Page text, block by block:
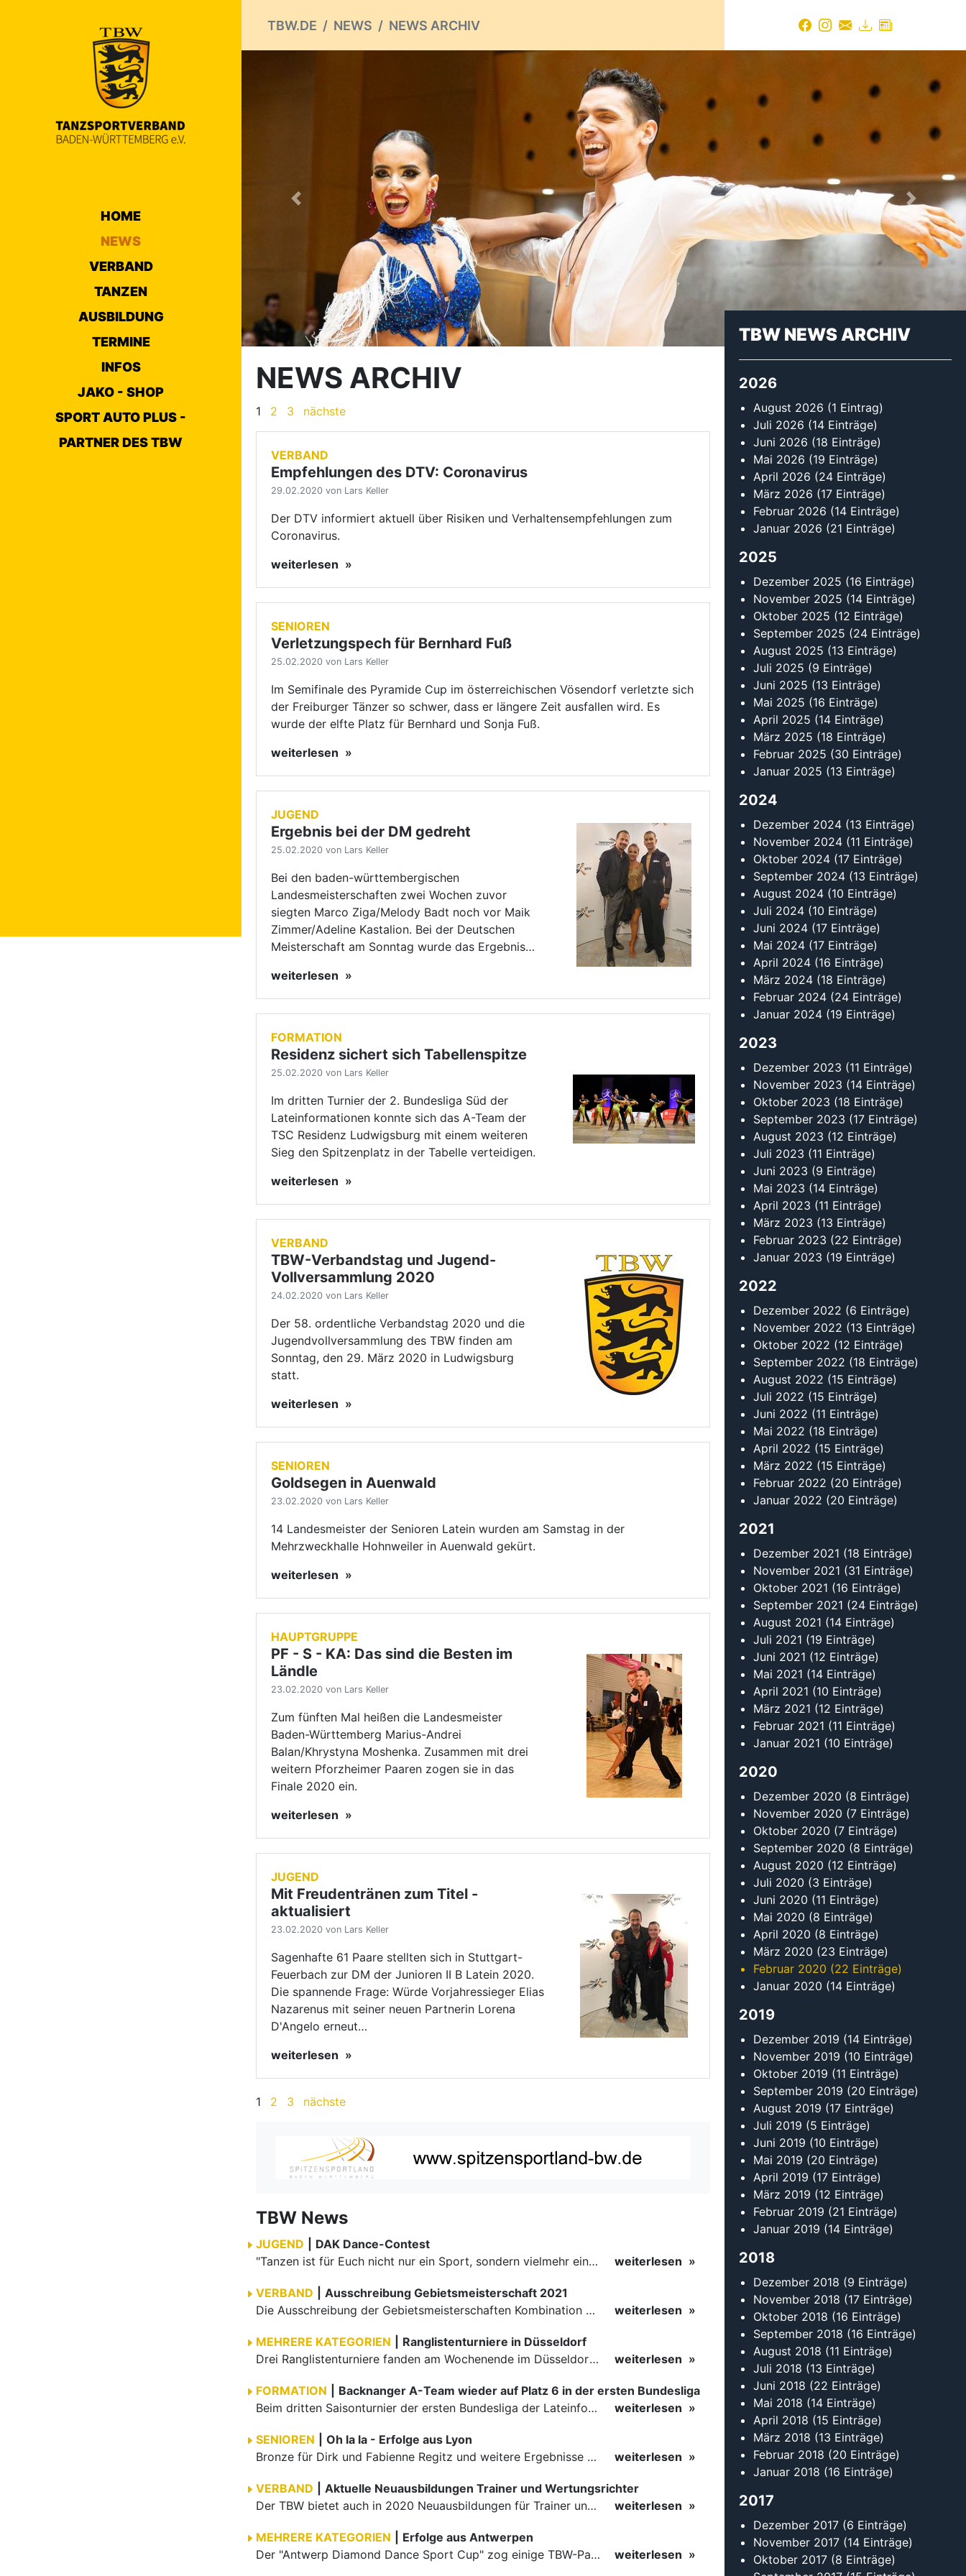
HOME
NEWS
VERBAND
TANZEN
AUSBILDUNG
TERMINE
INFOS
JAKO - SHOP
SPORT AUTO PLUS -
PARTNER DES TBW
TBW.DE NEWS NEWS ARCHIV
NEWS ARCHIV
3
Empfehlungen des DTV: Coronavirus
29.02.2020 von Lars Keller
Der DTV informiert aktuell über Risiken und Verhaltensempfehlungen zum
Coronavirus.
SENIOREN
Verletzungspech für Bernhard Fuß
25.02.2020 von Lars Keller
Im Semifinale des Pyramide Cup im österreichischen Vösendorf verletzte sich
der Freiburger Tänzer so schwer, dass er längere Zeit ausfallen wird. Es
wurde der elfte Platz für Bernhard und Sonja Fuß.
weiterlesen
JUGEND
Ergebnis bei der DM gedreht
25.02.2020 von Lars Keller
Bei den baden-württembergischen
Landesmeisterschaften zwei Wochen zuvor
siegten Marco Ziga/Melody Badt noch vor Maik
Zimmer/Adeline Kastalion. Bei der Deutschen
FORMATION
Residenz sichert sich Tabellenspitze
Im dritten Turnier der 2. Bundesliga Süd der
Lateinformationen konnte sich das A-Team der
TSC Residenz Ludwigsburg mit einem weiteren
Sieg den Spitzenplatz in der Tabelle verteidigen.
weiterlesen
VERBAND
TBW-Verbandstag und Jugend-
Vollversammlung 2020
Der 58. ordentliche Verbandstag 2020 und die
Jugendvollversammlung des TBW finden am
Sonntag, den 29. März 2020 in Ludwigsburg
SENIOREN
Goldsegen in Auenwald
23.02.2020 von Lars Keller
14 Landesmeister der Senioren Latein wurden am Samstag in der
Mehrzweckhalle Hohnweiler in Auenwald gekürt.
weiterlesen
HAUPTGRUPPE
PF - S - KA: Das sind die Besten im
Ländle
23.02.2020 von Lars Keller
Zum fünften Mal heißen die Landesmeister
Baden-Württemberg Marius-Andrei
Balan/Khrystyna Moshenka. Zusammen mit drei
Finale 2020 ein.
JUGEND
Mit Freudentränen zum Titel -
23.02.2020 von Lars Keller
Sagenhafte 61 Paare stellten sich in Stuttgart-
Feuerbach zur DM der Junioren II B Latein 2020.
Die spannende Frage: Würde Vorjahressieger Elias
D'Angelo erneut…
2 3 nächste
TBW News
JUGEND | DAK Dance-Contest
VERBAND | Ausschreibung Gebietsmeisterschaft 2021
Drei Ranglistenturniere fanden am Wochenende im Düsseldorfer Traditionsverein Boston Club statt. Die Turniere der Hauptgruppe Latein und Senioren I Standard waren mit TBW-Beteiligung - und erfolgreich.
weiterlesen
FORMATION | Backnanger A-Team wieder auf Platz 6 in der ersten Bundesliga
Ein kleiner Kreis von vier Paaren aus drei Bundesländern stellte sich in der Gebietsmeisterschaft Süd der Senioren I Kombination dem Wettbewerb in der Ludwigsburger Innenstadtsporthalle.
weiterlesen
News Verband
TBW NEWS ARCHIV
August 2026
(1 Eintrag)
Juli 2026(14 Einträge)
Juni 2026 (18 Einträge)
Mai 2026
(24 Einträge)
Februar 2026
(14 Einträge)
November 2025
Oktober 2025(12 Einträge)
September 2025(24 Einträge)
August 2025(13 Einträge)
Juli 2025 (9 Einträge)
Juni 2025(13 Einträge)
Mai 2025(16 Einträge)
April 2025(14 Einträge)
März 2025(18 Einträge)
Januar 2025
2024
Dezember 2024(13 Einträge)
November 2024(11 Einträge)
Oktober 2024(17 Einträge)
September 2024(13 Einträge)
August 2024(10 Einträge)
Juli 2024 (10 Einträge)
Juni 2024(17 Einträge)
Mai 2024(17 Einträge)
April 2024(16 Einträge)
März 2024(18 Einträge)
Januar 2024
2023
Dezember 2023(11 Einträge)
November 2023(14 Einträge)
Oktober 2023(18 Einträge)
September 2023(17 Einträge)
August 2023(12 Einträge)
Juli 2023(11 Einträge)
Juni 2023(9 Einträge)
Mai 2023(14 Einträge)
April 2023(11 Einträge)
März 2023(13 Einträge)
Januar 2023
2022
Dezember 2022(6 Einträge)
November 2022(13 Einträge)
Oktober 2022(12 Einträge)
September 2022(18 Einträge)
August 2022 (15 Einträge)
Juli 2022 (15 Einträge)
Juni 2022(11 Einträge)
Mai 2022(18 Einträge)
April 2022(15 Einträge)
März 2022(15 Einträge)
Januar 2022
2021
Dezember 2021(18 Einträge)
November 2021(31 Einträge)
Oktober 2021 (16 Einträge)
September 2021(24 Einträge)
August 2021(14 Einträge)
Juli 2021(19 Einträge)
Juni 2021(12 Einträge)
Mai 2021(14 Einträge)
April 2021(10 Einträge)
März 2021(12 Einträge)
Januar 2021
2020
Dezember 2020(8 Einträge)
November 2020 (7 Einträge)
Oktober 2020(7 Einträge)
September 2020(8 Einträge)
August 2020(12 Einträge)
Juli 2020 (3 Einträge)
Juni 2020 (11 Einträge)
Mai 2020(8 Einträge)
April 2020(8 Einträge)
März 2020(23 Einträge)
Januar 2020
2019
Dezember 2019(14 Einträge)
November 2019(10 Einträge)
Oktober 2019 (11 Einträge)
September 2019(20 Einträge)
August 2019(17 Einträge)
Juli 2019(5 Einträge)
Juni 2019(10 Einträge)
Mai 2019(20 Einträge)
April 2019(17 Einträge)
März 2019(12 Einträge)
Januar 2019
2018
Dezember 2018(9 Einträge)
November 2018(17 Einträge)
Oktober 2018(16 Einträge)
September 2018(16 Einträge)
August 2018(11 Einträge)
Juli 2018 (13 Einträge)
Juni 2018(22 Einträge)
Mai 2018(14 Einträge)
April 2018(15 Einträge)
März 2018(13 Einträge)
Januar 2018
2017
Dezember 2017(6 Einträge)
November 2017(14 Einträge)
Oktober 2017(8 Einträge)
September 2017(15 Einträge)
August 2017(8 Einträge)
Juli 2017(14 Einträge)
Juni 2017(12 Einträge)
Mai 2017(8 Einträge)
April 2017(17 Einträge)
März 2017(15 Einträge)
Kontakt
Tanzsportverband Baden-